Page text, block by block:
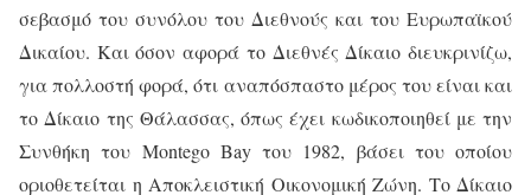
σεβασμό του συνόλου του Διεθνούς και του Ευρωπαϊκού
Δικαίου. Και όσον αφορά το Διεθνές Δίκαιο διευκρινίζω,
για πολλοστή φορά, ότι αναπόσπαστο μέρος του είναι και
το Δίκαιο της Θάλασσας, όπως έχει κωδικοποιηθεί με την
Συνθήκη του Montego Bayτου 1982, βάσει του οποίου
οριοθετείται η Αποκλειστική Οικονομική Ζώνη. Το Δίκαιο